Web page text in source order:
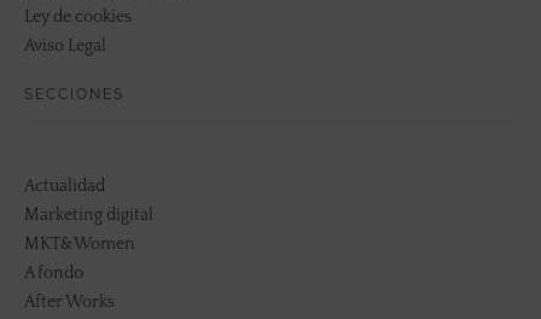
Ley de cookies
Aviso Legal
SECCIONES
Actualidad
Marketing digital
MKT&Women
A fondo
After Works